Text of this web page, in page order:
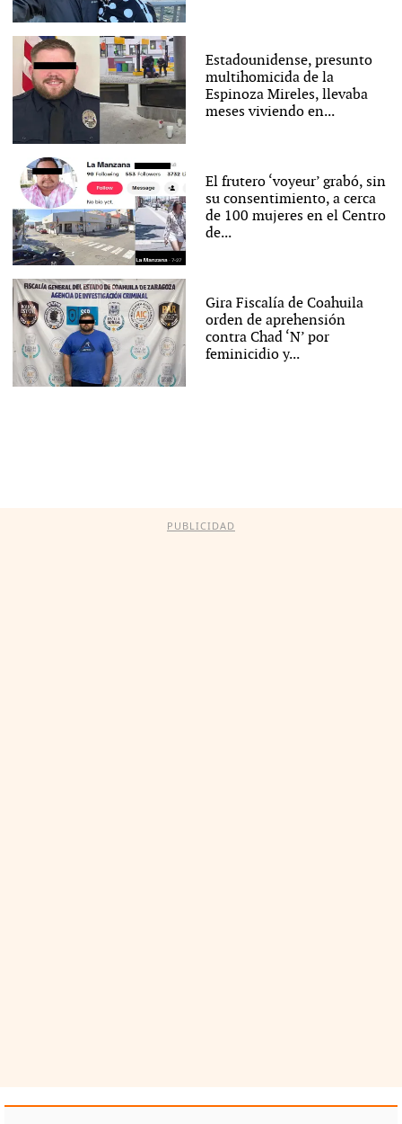
Estadounidense, presunto
multihomicida de la
Espinoza Mireles, llevaba
meses viviendo en...
El frutero ‘voyeur’ grabó, sin
su consentimiento, a cerca
de 100 mujeres en el Centro
de...
Gira Fiscalía de Coahuila
orden de aprehensión
contra Chad ‘N’ por
feminicidio y...
PUBLICIDAD